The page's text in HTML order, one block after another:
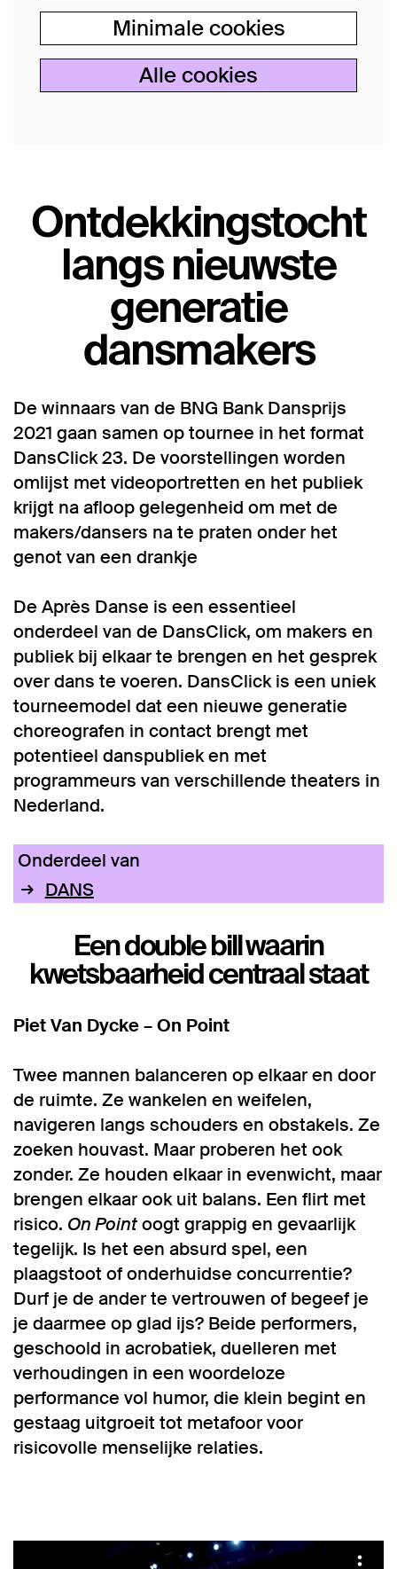
Minimale cookies
Alle cookies
Ontdekkingstocht
langs nieuwste
generatie
dansmakers
De winnaars van de BNG Bank Dansprijs
2021 gaan samen op tournee in het format
DansClick 23. De voorstellingen worden
omlijst met videoportretten en het publiek
krijgt na afloop gelegenheid om met de
makers/dansers na te praten onder het
genot van een drankje
De Après Danse is een essentieel
onderdeel van de DansClick, om makers en
publiek bij elkaar te brengen en het gesprek
over dans te voeren. DansClick is een uniek
tourneemodel dat een nieuwe generatie
choreografen in contact brengt met
potentieel danspubliek en met
programmeurs van verschillende theaters in
Nederland.
Onderdeel van
DANS
Een double bill waarin
kwetsbaarheid centraal staat
Piet Van Dycke – On Point
Twee mannen balanceren op elkaar en door
de ruimte. Ze wankelen en weifelen,
navigeren langs schouders en obstakels. Ze
zoeken houvast. Maar proberen het ook
zonder. Ze houden elkaar in evenwicht, maar
brengen elkaar ook uit balans. Een flirt met
risico. On Pointoogt grappig en gevaarlijk
tegelijk. Is het een absurd spel, een
plaagstoot of onderhuidse concurrentie?
Durf je de ander te vertrouwen of begeef je
je daarmee op glad ijs? Beide performers,
geschoold in acrobatiek, duelleren met
verhoudingen in een woordeloze
performance vol humor, die klein begint en
gestaag uitgroeit tot metafoor voor
risicovolle menselijke relaties.